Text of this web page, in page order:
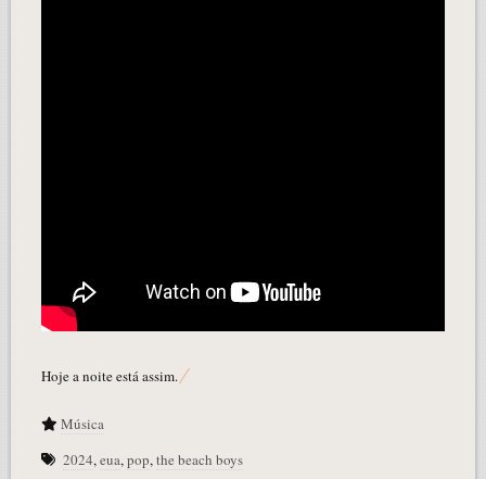
Hoje a noite está assim.
Música
2024,eua,pop,the beach boys